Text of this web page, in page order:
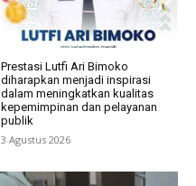
Prestasi Lutfi Ari Bimoko
diharapkan menjadi inspirasi
dalam meningkatkan kualitas
kepemimpinan dan pelayanan
publik
3 Agustus 2026